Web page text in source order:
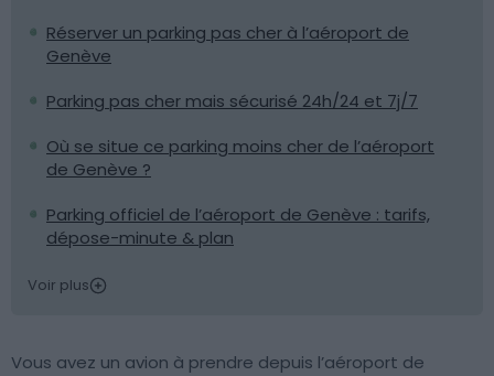
Réserver un parking pas cher à l’aéroport de
Genève
Parking pas cher mais sécurisé 24h/24 et 7j/7
Où se situe ce parking moins cher de l’aéroport
de Genève ?
Parking officiel de l’aéroport de Genève : tarifs,
dépose-minute & plan
Voir plus
Vous avez un avion à prendre depuis l’aéroport de